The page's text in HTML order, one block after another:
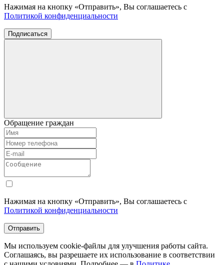
Нажимая на кнопку «Отправить», Вы соглашаетесь с
Политикой конфиденциальности
Подписаться
Обращение граждан
Нажимая на кнопку «Отправить», Вы соглашаетесь с
Политикой конфиденциальности
Отправить
Мы используем cookie-файлы для улучшения работы сайта.
Соглашаясь, вы разрешаете их использование в соответствии